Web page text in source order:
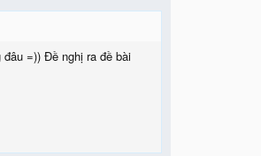
=)) Đề nghị ra đề bài